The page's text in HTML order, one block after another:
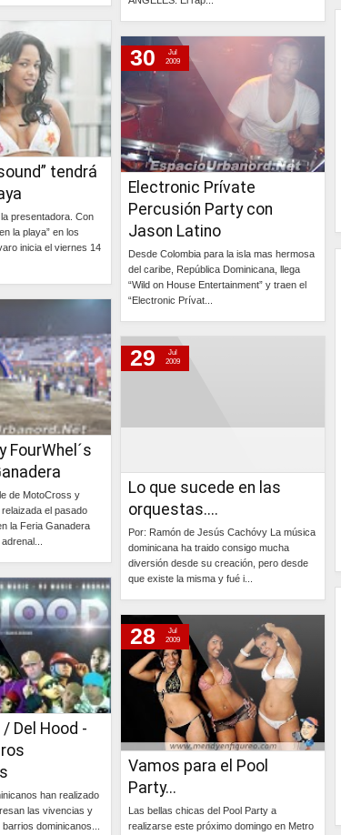
tendrá
presentadora. Con
la playa” en los
inicia el viernes 14
Electronic Prívate
Percusión Party con
Jason Latino
Desde Colombia para la isla mas hermosa
del caribe, República Dominicana, llega
“Wild on House Entertainment” y traen el
“Electronic Prívat...
30
Jul
2009
FourWhel´s
de MotoCross y
el pasado
la Feria Ganadera
Lo que sucede en las
orquestas....
Por: Ramón de Jesús Cachóvy La música
dominicana ha traido consigo mucha
diversión desde su creación, pero desde
que existe la misma y fué i...
29
Jul
2009
Del Hood -
han realizado
las vivencias y
dominicanos...
Vamos para el Pool
Party...
Las bellas chicas del Pool Party a
realizarse este próximo domingo en Metro
28
Jul
2009